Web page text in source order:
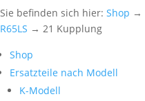
Sie befinden sich hier: Shop →
R65LS → 21 Kupplung
Shop
Ersatzteile nach Modell
K-Modell